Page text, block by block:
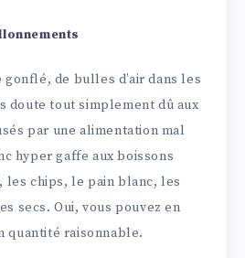
gonflé, de bulles d’air dans les
doute tout simplement dû aux
par une alimentation mal
hyper gaffe aux boissons
chips, le pain blanc, les
secs. Oui, vous pouvez en
quantité raisonnable.